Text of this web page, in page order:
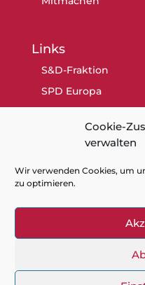
Cookie-
verwalten
Wir verwenden Cookies, um
zu optimieren.
Links
S&D-Fraktion
SPD Europa
Cookie-